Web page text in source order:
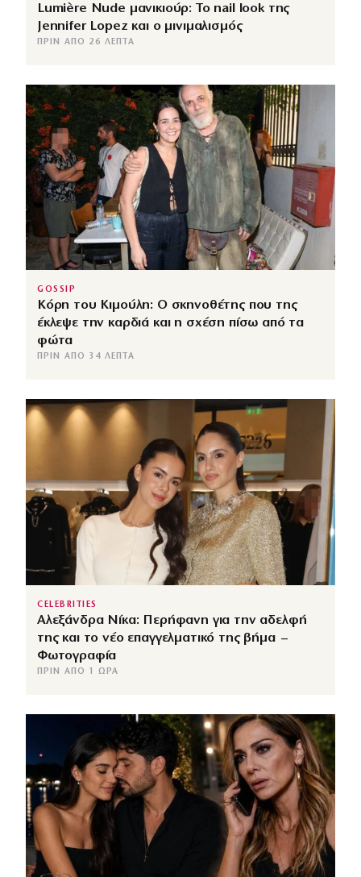
Lumière Nude μανικιούρ: Το nail look της
Jennifer Lopez και ο μινιμαλισμός
ΠΡΙΝ ΑΠΌ 26 ΛΕΠΤΆ
GOSSIP
Κόρη του Κιμούλη: Ο σκηνοθέτης που της
έκλεψε την καρδιά και η σχέση πίσω από τα
φώτα
ΠΡΙΝ ΑΠΌ 34 ΛΕΠΤΆ
CELEBRITIES
Αλεξάνδρα Νίκα: Περήφανη για την αδελφή
της και το νέο επαγγελματικό της βήμα –
Φωτογραφία
ΠΡΙΝ ΑΠΌ 1 ΏΡΑ